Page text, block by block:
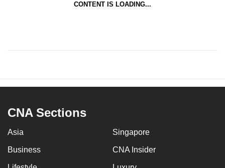
CONTENT IS LOADING...
CNA Sections
Asia Singapore
Business CNA Insider